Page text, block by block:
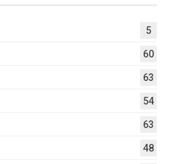
5
60
63
54
63
48